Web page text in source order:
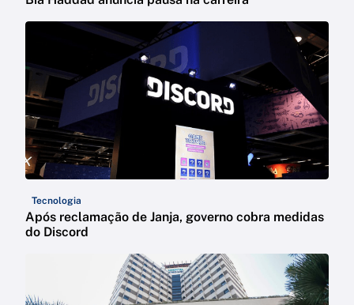
Tecnologia
Após reclamação de Janja, governo cobra medidas
do Discord